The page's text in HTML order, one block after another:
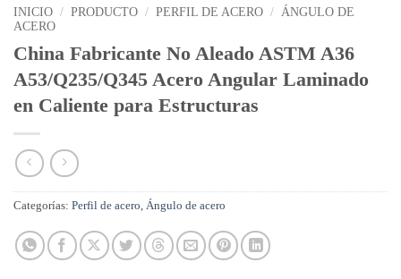
INICIO / PRODUCTO / PERFIL DE ACERO / ÁNGULO DE
ACERO
China Fabricante No Aleado ASTM A36
A53/Q235/Q345 Acero Angular Laminado
en Caliente para Estructuras
Categorías: Perfil de acero, Ángulo de acero